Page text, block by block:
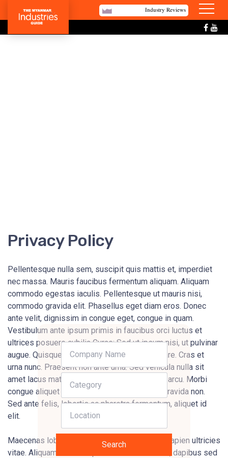
Industry Reviews
Search
Privacy Policy
Pellentesque nulla sem, suscipit quis mattis et, imperdiet
nec massa. Mauris faucibus fermentum aliquam. Aliquam
commodo egestas iaculis. Pellentesque ut mauris nisi,
commodo gravida elit. Phasellus eget diam eros. Donec
ante velit, dignissim in congue eget, congue in quam.
Vestibulum ante ipsum primis in faucibus orci luctus et
ultrices posuere cubilia Curae; Sed ut ipsum nisi, ut pulvinar
augue. Quisque blandit facilisis velit non ornare. Cras et
urna nunc. Praesent non ante urna. Sed vehicula nulla sit
amet lacus mattis scelerisque. Sed non felis arcu. Morbi
congue aliquet ante, quis vestibulum ipsum gravida non.
Sed ante felis, lobortis ac pharetra fermentum, aliquet id
elit.
Maecenas lobortis eleifend turpis, eu luctus sapien ultricies
vitae. Aliquam erat volutpat. Nullam dolor odio, dapibus sed